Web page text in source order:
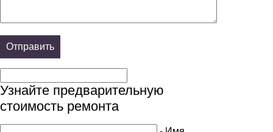
Узнайте предварительную
стоимость ремонта